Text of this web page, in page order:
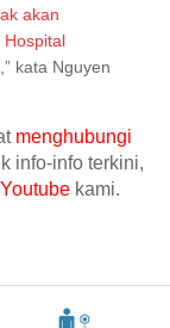
akan
,” kata Nguyen
menghubungi
info-info terkini,
Youtubekami.